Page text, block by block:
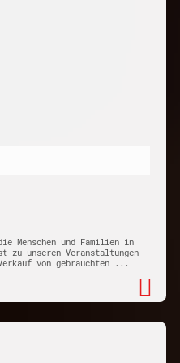
Menschen und Familien in
zu unseren Veranstaltungen
von gebrauchten ...